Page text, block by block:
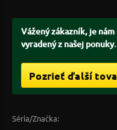
Vážený zákazník, je
vyradený z našej ponuky.
Pozrieť ďalší
Séria/Značka: